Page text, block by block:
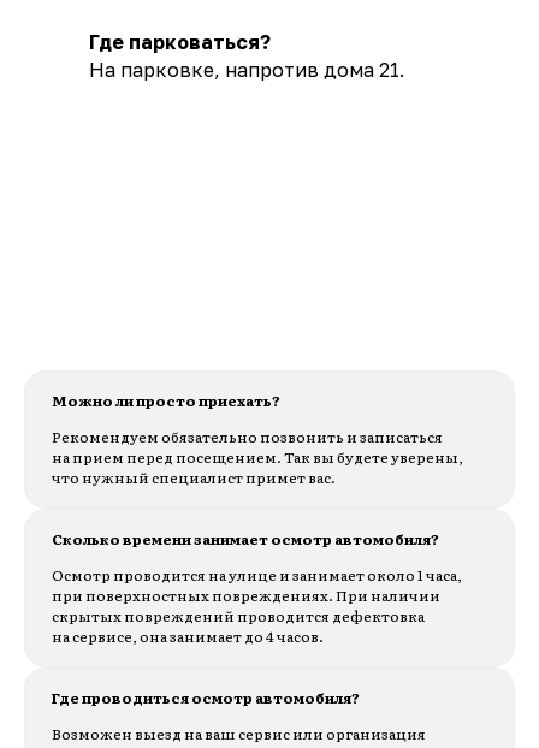
Где парковаться?
На парковке, напротив дома 21.
Можно ли просто приехать?
Рекомендуем обязательно позвонить и записаться
на прием перед посещением. Так вы будете уверены,
что нужный специалист примет вас.
Сколько времени занимает осмотр автомобиля?
Осмотр проводится на улице и занимает около 1 часа,
при поверхностных повреждениях. При наличии
скрытых повреждений проводится дефектовка
на сервисе, она занимает до 4 часов.
Где проводиться осмотр автомобиля?
Возможен выезд на ваш сервис или организация